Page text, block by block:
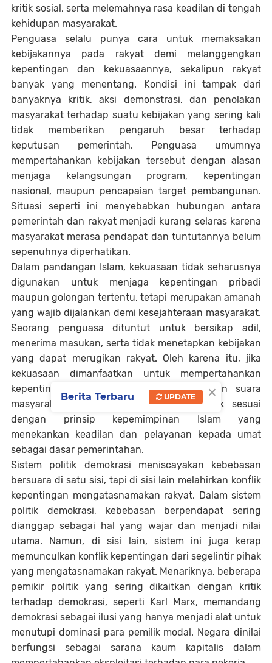
kritik sosial, serta melemahnya rasa keadilan di tengah
kehidupan masyarakat.
Penguasa selalu punya cara untuk memaksakan
kebijakannya pada rakyat demi melanggengkan
kepentingan dan kekuasaannya, sekalipun rakyat
banyak yang menentang. Kondisi ini tampak dari
banyaknya kritik, aksi demonstrasi, dan penolakan
masyarakat terhadap suatu kebijakan yang sering kali
tidak memberikan pengaruh besar terhadap
keputusan pemerintah. Penguasa umumnya
mempertahankan kebijakan tersebut dengan alasan
menjaga kelangsungan program, kepentingan
nasional, maupun pencapaian target pembangunan.
Situasi seperti ini menyebabkan hubungan antara
pemerintah dan rakyat menjadi kurang selaras karena
masyarakat merasa pendapat dan tuntutannya belum
sepenuhnya diperhatikan.
Dalam pandangan Islam, kekuasaan tidak seharusnya
digunakan untuk menjaga kepentingan pribadi
maupun golongan tertentu, tetapi merupakan amanah
yang wajib dijalankan demi kesejahteraan masyarakat.
Seorang penguasa dituntut untuk bersikap adil,
menerima masukan, serta tidak menetapkan kebijakan
yang dapat merugikan rakyat. Oleh karena itu, jika
kekuasaan dimanfaatkan untuk mempertahankan
kepentingan tertentu dengan mengabaikan suara
masyarakat, maka tindakan tersebut tidak sesuai
dengan prinsip kepemimpinan Islam yang
menekankan keadilan dan pelayanan kepada umat
sebagai dasar pemerintahan.
Sistem politik demokrasi meniscayakan kebebasan
bersuara di satu sisi, tapi di sisi lain melahirkan konflik
kepentingan mengatasnamakan rakyat. Dalam sistem
politik demokrasi, kebebasan berpendapat sering
dianggap sebagai hal yang wajar dan menjadi nilai
utama. Namun, di sisi lain, sistem ini juga kerap
memunculkan konflik kepentingan dari segelintir pihak
yang mengatasnamakan rakyat. Menariknya, beberapa
pemikir politik yang sering dikaitkan dengan kritik
terhadap demokrasi, seperti Karl Marx, memandang
demokrasi sebagai ilusi yang hanya menjadi alat untuk
menutupi dominasi para pemilik modal. Negara dinilai
berfungsi sebagai sarana kaum kapitalis dalam
×
Berita Terbaru UPDATE